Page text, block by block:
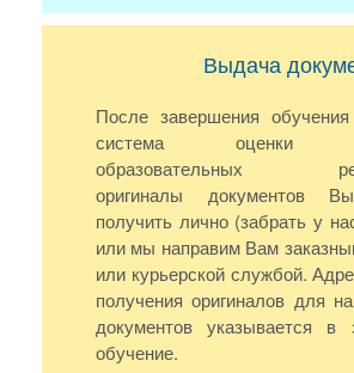
Выдача
После завершения
система оценки
образовательных
оригиналы документов
получить лично (забрать у
или мы направим Вам
или курьерской службой.
получения оригиналов для
документов указывается в
обучение.